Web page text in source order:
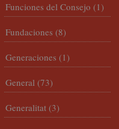
Funciones del Consejo (1)
Fundaciones (8)
Generaciones (1)
General (73)
Generalitat (3)